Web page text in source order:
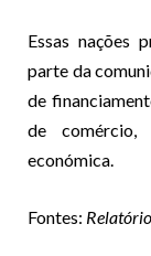
Essas nações
parte da
de
de comércio,
económica.
Fontes: